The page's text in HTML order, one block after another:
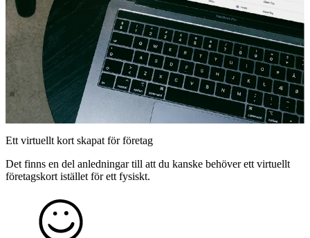
Ett virtuellt kort skapat för företag
Det finns en del anledningar till att du kanske behöver ett virtuellt
företagskort istället för ett fysiskt.